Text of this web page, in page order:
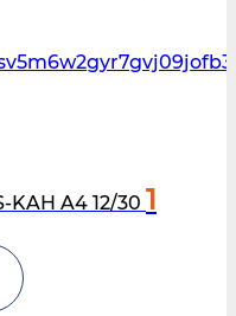
A4 12/30 1